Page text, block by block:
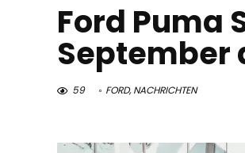
Ford Puma
September
59 FORD,NACHRICHTEN